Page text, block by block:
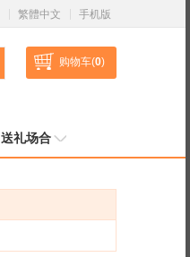
繁體中文 手机版
购物车(0)
送礼场合